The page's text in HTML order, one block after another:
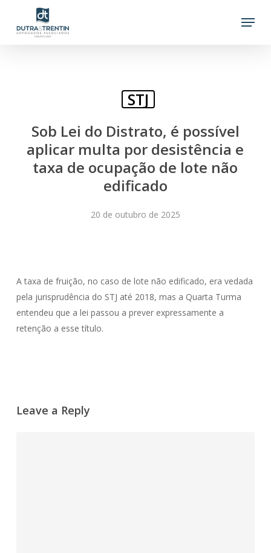
Menu
STJ
Sob Lei do Distrato, é possível
aplicar multa por desistência e
taxa de ocupação de lote não
edificado
20 de outubro de 2025
A taxa de fruição, no caso de lote não edificado, era vedada
pela jurisprudência do STJ até 2018, mas a Quarta Turma
entendeu que a lei passou a prever expressamente a
retenção a esse título.
Leave a Reply